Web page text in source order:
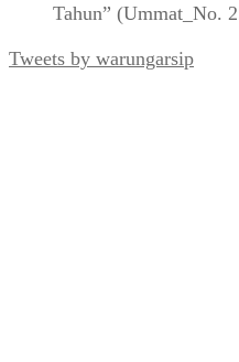
Tahun” (Ummat_No.
Tweets by warungarsip